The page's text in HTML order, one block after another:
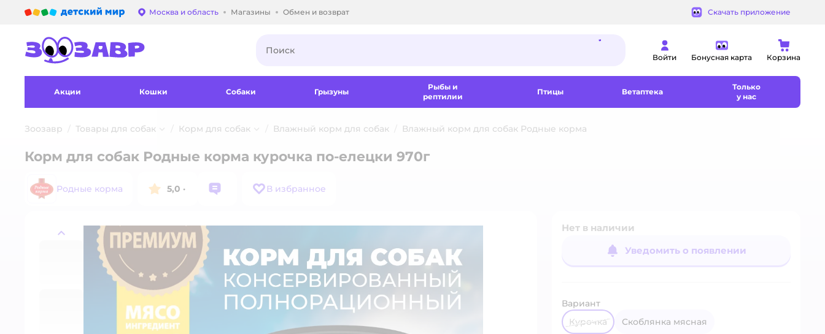
Выбор адреса доставки.
Москва и область Магазины Обмен и возврат Скачать приложение
Войти Бонусная карта Корзина
Акции Кошки Собаки Грызуны
Рыбы и
рептилии
Птицы Ветаптека
Только
у нас
Зоозавр Товары для собак Корм для собак Влажный корм для собак Влажный корм для собак Родные корма
назад
Корм для собак Родные корма курочка по-елецки 970г
Родные корма 5,0 · В избранное
Нет в наличии
Уведомить о появлении
Вариант
курочка
скоблянка мясная